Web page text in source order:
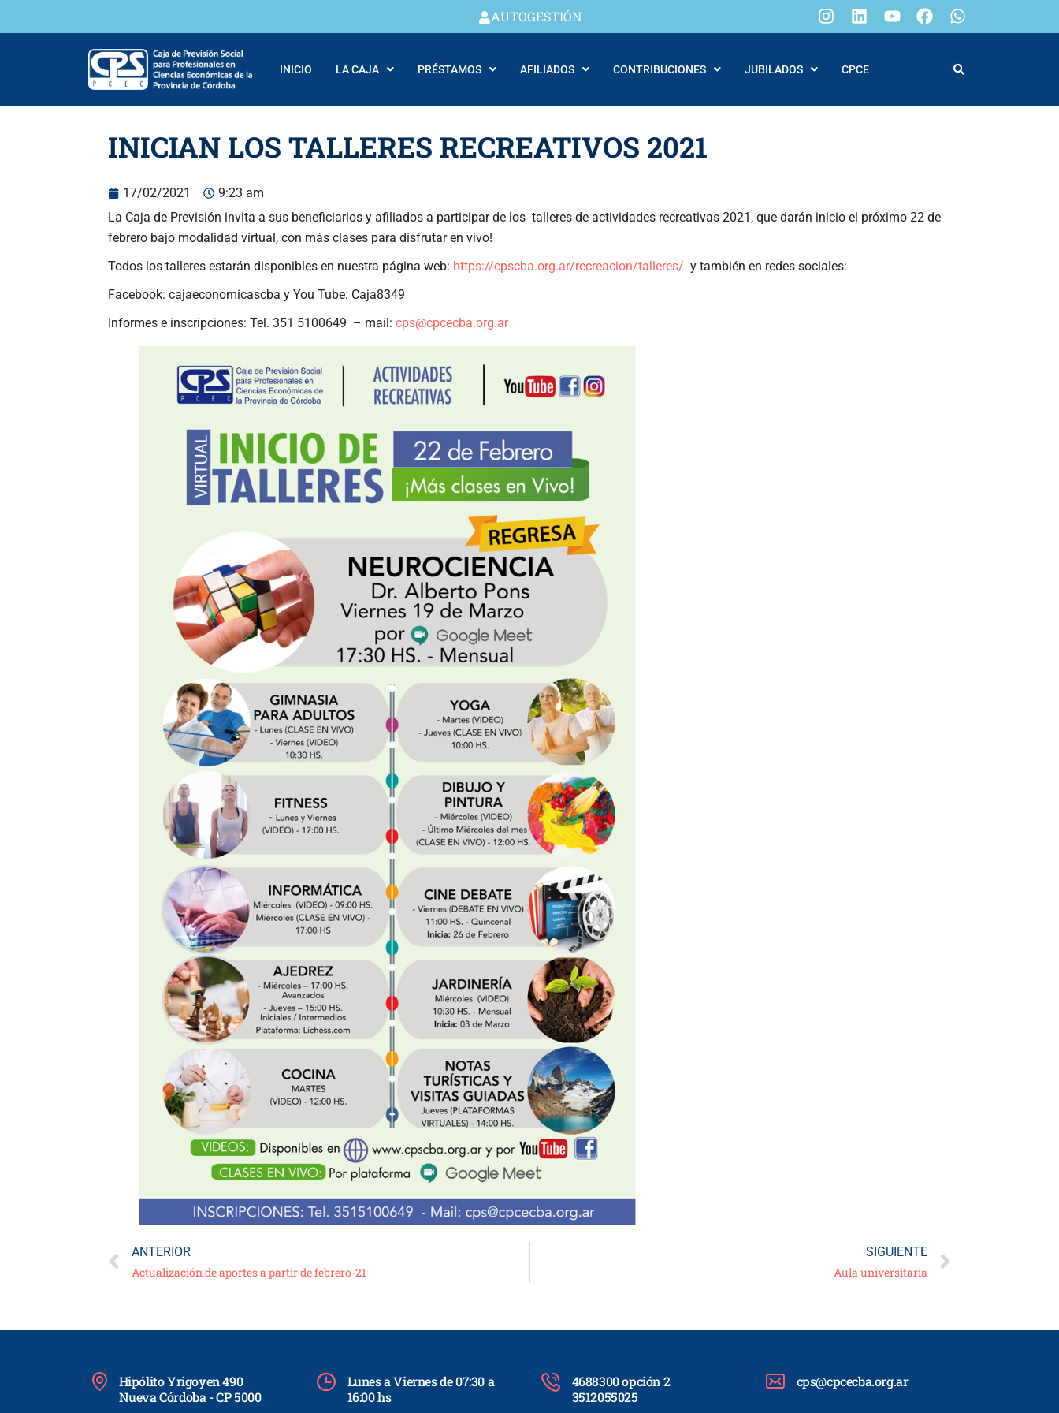
AUTOGESTIÓN
INICIO LA CAJA PRÉSTAMOS AFILIADOS CONTRIBUCIONES JUBILADOS CPCE
INICIAN LOS TALLERES RECREATIVOS 2021
17/02/2021
9:23 am
La Caja de Previsión invita a sus beneficiarios y afiliados a participar de los talleres de actividades recreativas 2021, que darán inicio el próximo 22 de
febrero bajo modalidad virtual, con más clases para disfrutar en vivo!
Todos los talleres estarán disponibles en nuestra página web: https://cpscba.org.ar/recreacion/talleres/ y también en redes sociales:
Facebook: cajaeconomicascba y You Tube: Caja8349
Informes e inscripciones: Tel. 351 5100649 – mail: cps@cpcecba.org.ar
ANTERIOR
Actualización de aportes a partir de febrero-21
SIGUIENTE
Aula universitaria
Hipólito Yrigoyen 490
Nueva Córdoba - CP 5000
Lunes a Viernes de 07:30 a
16:00 hs
4688300 opción 2
3512055025
cps@cpcecba.org.ar